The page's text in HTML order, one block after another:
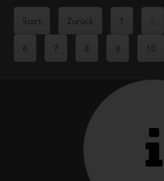
Start Zurück 1 2
6 7 8 9 10